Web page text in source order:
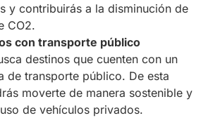
y contribuirás a la disminución de
CO2.
con transporte público
destinos que cuenten con un
de transporte público. De esta
moverte de manera sostenible y
de vehículos privados.